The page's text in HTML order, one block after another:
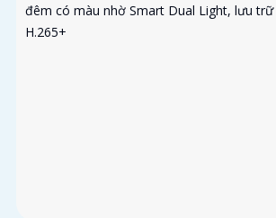
đêm có màu nhờ Smart Dual Light, lưu
H.265+